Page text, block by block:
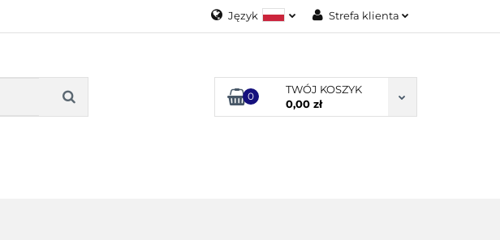
Język
English
Strefa klienta
Załóż konto
Dodaj zgłoszenie
0
TWÓJ KOSZYK
0,00 zł